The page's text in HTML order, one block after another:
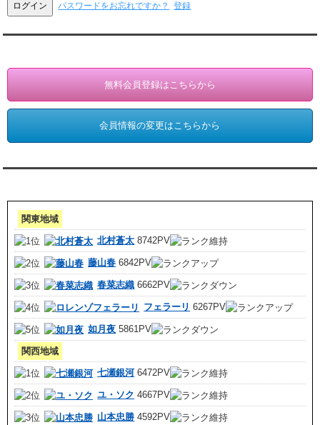
パスワードをお忘れですか？ 登録
無料会員登録はこちらから
会員情報の変更はこちらから
関東地域
北村蒼太 8742PV
藤山春 6842PV
春菜志織 6662PV
フェラーリ 6267PV
如月夜 5861PV
関西地域
七瀬銀河6472PV
ユ・ソク 4667PV
山本忠勝 4592PV